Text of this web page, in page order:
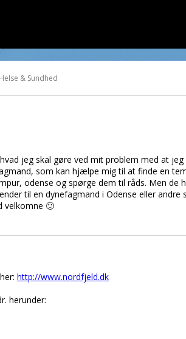
& Sundhed
jeg skal gøre ved mit problem med at
som kan hjælpe mig til at finde en
odense og spørge dem til råds. Men de
til en dynefagmand i Odense eller andre
velkomne 🙂
http://www.nordfjeld.dk
herunder: